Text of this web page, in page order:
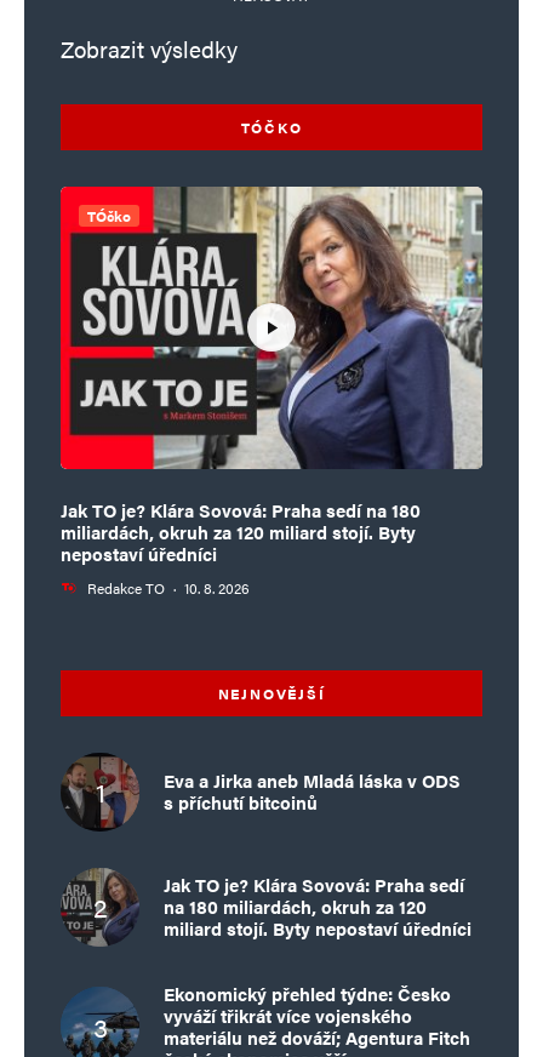
Zobrazit výsledky
TÓČKO
TÓčko
Jak TO je? Klára Sovová: Praha sedí na 180
miliardách, okruh za 120 miliard stojí. Byty
nepostaví úředníci
Redakce TO · 10. 8. 2026
NEJNOVĚJŠÍ
Eva a Jirka aneb Mladá láska v ODS
s příchutí bitcoinů
Jak TO je? Klára Sovová: Praha sedí
na 180 miliardách, okruh za 120
miliard stojí. Byty nepostaví úředníci
Ekonomický přehled týdne: Česko
vyváží třikrát více vojenského
materiálu než dováží; Agentura Fitch